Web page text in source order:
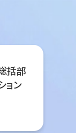
括部
ョン